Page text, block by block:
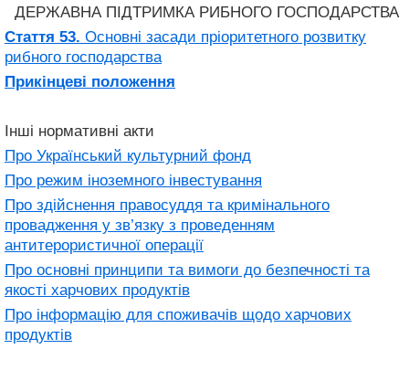
ДЕРЖАВНА ПІДТРИМКА РИБНОГО ГОСПОДАРСТВА
Стаття 53. Основні засади пріоритетного розвитку
рибного господарства
Прикінцеві положення
Інші нормативні акти
Про Український культурний фонд
Про режим іноземного інвестування
Про здійснення правосуддя та кримінального
провадження у зв’язку з проведенням
антитерористичної операції
Про основні принципи та вимоги до безпечності та
якості харчових продуктів
Про інформацію для споживачів щодо харчових
продуктів